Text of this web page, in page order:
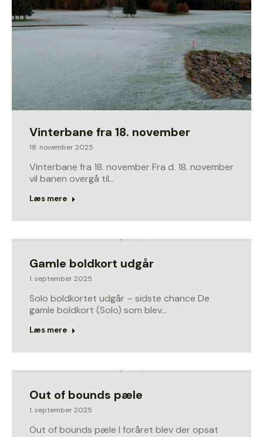
Vinterbane fra 18. november
18. november 2025
Vinterbane fra 18. november Fra d. 18. november
vil banen overgå til…
Læs mere
Gamle boldkort udgår
1. september 2025
Solo boldkortet udgår – sidste chance De
gamle boldkort (Solo) som blev…
Læs mere
Out of bounds pæle
1. september 2025
Out of bounds pæle I foråret blev der opsat